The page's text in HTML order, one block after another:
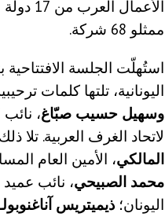
ممثلو 68 شركة.
استُهلّت الجلسة الافتتاحية
اليونانية، تلتها كلمات
وسهيل حسيب صبّاغ،
لاتحاد الغرف العربية.
المالكي، الأمين العام
محمد الصبيحي، نائب
اليونان؛ ذيميتريس